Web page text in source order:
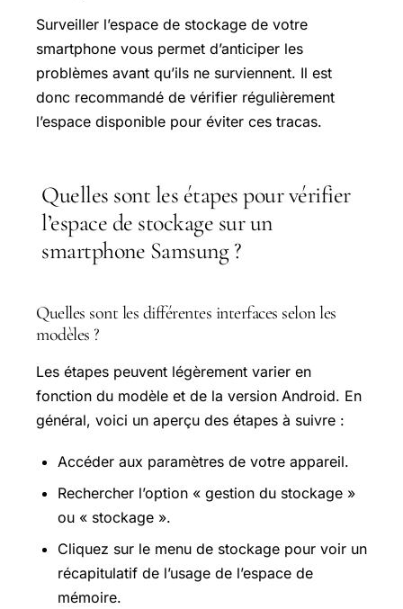
Surveiller l’espace de stockage de votre
smartphone vous permet d’anticiper les
problèmes avant qu’ils ne surviennent. Il est
donc recommandé de vérifier régulièrement
l’espace disponible pour éviter ces tracas.
Quelles sont les étapes pour vérifier
l’espace de stockage sur un
smartphone Samsung ?
Quelles sont les différentes interfaces selon les
modèles ?
Les étapes peuvent légèrement varier en
fonction du modèle et de la version Android. En
général, voici un aperçu des étapes à suivre :
Accéder aux paramètres de votre appareil.
Rechercher l’option « gestion du stockage »
ou « stockage ».
Cliquez sur le menu de stockage pour voir un
récapitulatif de l’usage de l’espace de
mémoire.